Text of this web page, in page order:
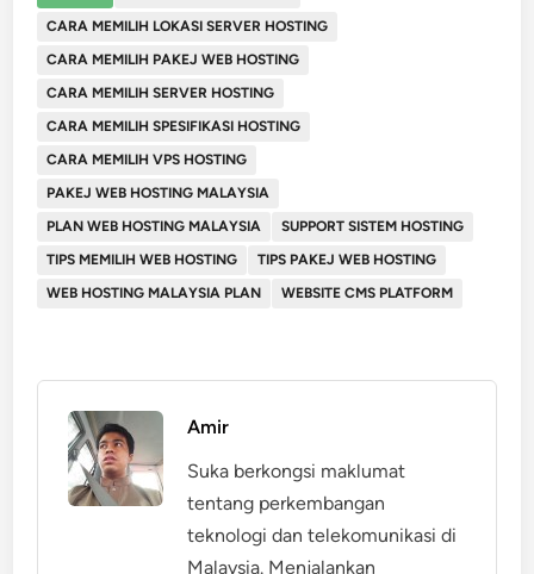
CARA MEMILIH LOKASI SERVER HOSTING
CARA MEMILIH PAKEJ WEB HOSTING
CARA MEMILIH SERVER HOSTING
CARA MEMILIH SPESIFIKASI HOSTING
CARA MEMILIH VPS HOSTING
PAKEJ WEB HOSTING MALAYSIA
PLAN WEB HOSTING MALAYSIA
SUPPORT SISTEM HOSTING
TIPS MEMILIH WEB HOSTING
TIPS PAKEJ WEB HOSTING
WEB HOSTING MALAYSIA PLAN
WEBSITE CMS PLATFORM
Amir
Suka berkongsi maklumat
tentang perkembangan
teknologi dan telekomunikasi di
Malaysia. Menjalankan